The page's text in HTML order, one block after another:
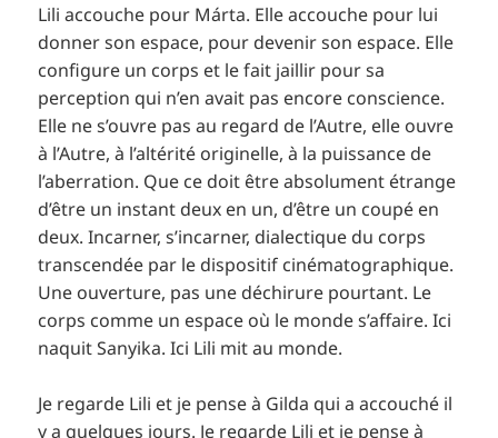
Lili accouche pour Márta. Elle accouche pour lui
donner son espace, pour devenir son espace. Elle
configure un corps et le fait jaillir pour sa
perception qui n’en avait pas encore conscience.
Elle ne s’ouvre pas au regard de l’Autre, elle ouvre
à l’Autre, à l’altérité originelle, à la puissance de
l’aberration. Que ce doit être absolument étrange
d’être un instant deux en un, d’être un coupé en
deux. Incarner, s’incarner, dialectique du corps
transcendée par le dispositif cinématographique.
Une ouverture, pas une déchirure pourtant. Le
corps comme un espace où le monde s’affaire. Ici
naquit Sanyika. Ici Lili mit au monde.
Je regarde Lili et je pense à Gilda qui a accouché il
y a quelques jours. Je regarde Lili et je pense à